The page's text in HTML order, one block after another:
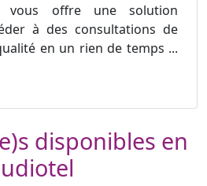
vous offre une solution
à des consultations de
en un rien de temps ...
disponibles en